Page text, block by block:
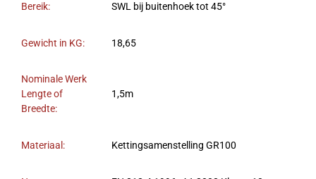
Bereik: SWL bij buitenhoek tot 45°
Gewicht in KG: 18,65
Nominale Werk
Lengte of
Breedte:
1,5m
Materiaal: Kettingsamenstelling GR100